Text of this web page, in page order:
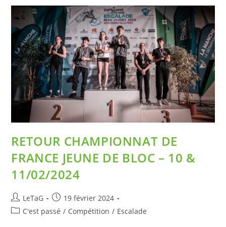
RETOUR CHAMPIONNAT DE
FRANCE JEUNE DE BLOC – 10 &
11/02/2024
LeTaG
19 février 2024
C'est passé / Compétition / Escalade